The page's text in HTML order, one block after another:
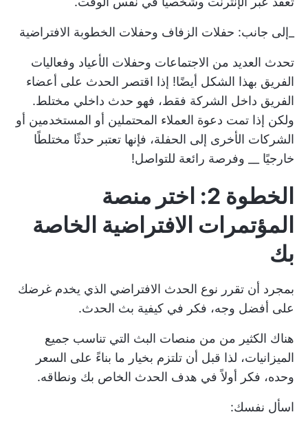
_إلى جانب: حفلات الزفاف وحفلات الخطوبة الافتراضية
تحدث العديد من الاجتماعات وحفلات الأعياد وفعاليات
الفريق بهذا الشكل أيضًا! إذا اقتصر الحدث على أعضاء
الفريق داخل الشركة فقط، فهو حدث داخلي مختلط.
ولكن إذا تمت دعوة العملاء المحتملين أو المستخدمين أو
الشركات الأخرى إلى الحفلة، فإنها تعتبر حدثًا مختلطًا
خارجيًا __ وفرصة رائعة للتواصل!
الخطوة 2: اختر منصة
المؤتمرات الافتراضية الخاصة
بك
بمجرد أن تقرر نوع الحدث الافتراضي الذي يخدم غرضك
على أفضل وجه، فكر في كيفية بث الحدث.
هناك الكثير من من منصات البث التي تناسب جميع
الميزانيات، لذا قبل أن تلتزم بخيار ما بناءً على السعر
وحده، فكر أولاً في هدف الحدث الخاص بك ونطاقه.
اسأل نفسك: